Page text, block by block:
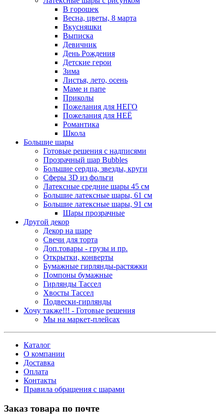
В горошек
Весна, цветы, 8 марта
Вкусняшки
Выписка
Девичник
День Рождения
Детские герои
Зима
Листья, лето, осень
Маме и папе
Приколы
Пожелания для НЕГО
Пожелания для НЕЁ
Романтика
Школа
Большие шары
Готовые решения с надписями
Прозрачный шар Bubbles
Большие сердца, звезды, круги
Сферы 3D из фольги
Латексные средние шары 45 см
Большие латексные шары, 61 см
Большие латексные шары, 91 см
Шары прозрачные
Другой декор
Декор на шаре
Свечи для торта
Доп.товары - грузы и пр.
Открытки, конверты
Бумажные гирлянды-растяжки
Помпоны бумажные
Гирлянды Тассел
Хвосты Тассел
Подвески-гирлянды
Хочу также!!! - Готовые решения
Мы на маркет-плейсах
Каталог
О компании
Доставка
Оплата
Контакты
Правила обращения с шарами
Заказ товара по почте